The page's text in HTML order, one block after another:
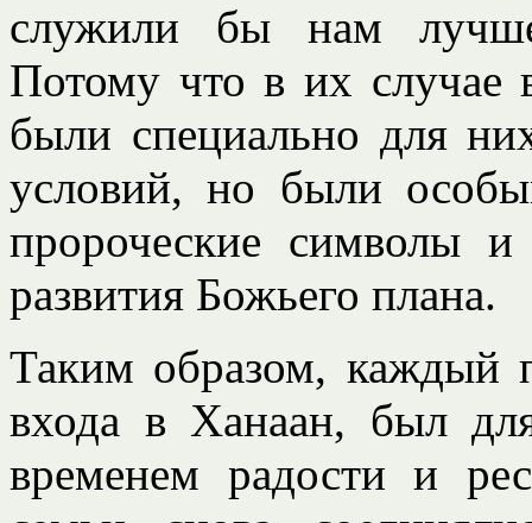
служили бы нам
Потому что в их случае
были специально для
условий, но были
пророческие символы
развития Божьего плана.
Таким образом, каждый
входа в Ханаан, был
временем радости и